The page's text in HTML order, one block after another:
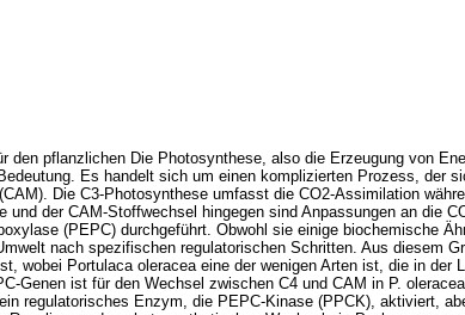
pflanzlichen Die Photosynthese, also die Erzeugung von
Es handelt sich um einen komplizierten Prozess, der
Die C3-Photosynthese umfasst die CO2-Assimilation
der CAM-Stoffwechsel hingegen sind Anpassungen an die
(PEPC) durchgeführt. Obwohl sie einige biochemische
nach spezifischen regulatorischen Schritten. Aus diesem
wobei Portulaca oleracea eine der wenigen Arten ist, die in der
Genen ist für den Wechsel zwischen C4 und CAM in P.
regulatorisches Enzym, die PEPC-Kinase (PPCK), aktiviert,